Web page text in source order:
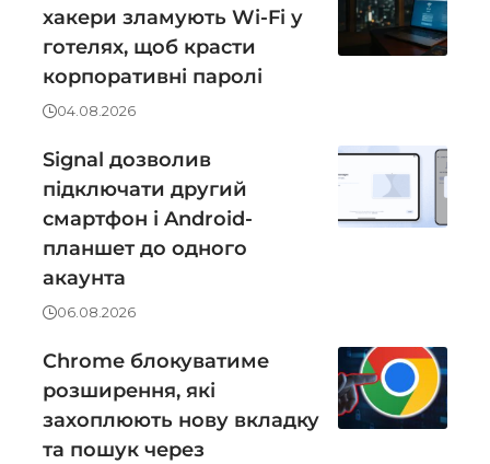
хакери зламують Wi-Fi у
готелях, щоб красти
корпоративні паролі
04.08.2026
Signal дозволив
підключати другий
смартфон і Android-
планшет до одного
акаунта
06.08.2026
Chrome блокуватиме
розширення, які
захоплюють нову вкладку
та пошук через